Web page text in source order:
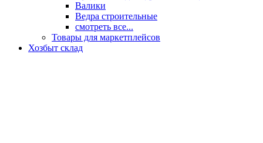
Валики
Ведра строительные
смотреть все...
Товары для маркетплейсов
Хозбыт склад